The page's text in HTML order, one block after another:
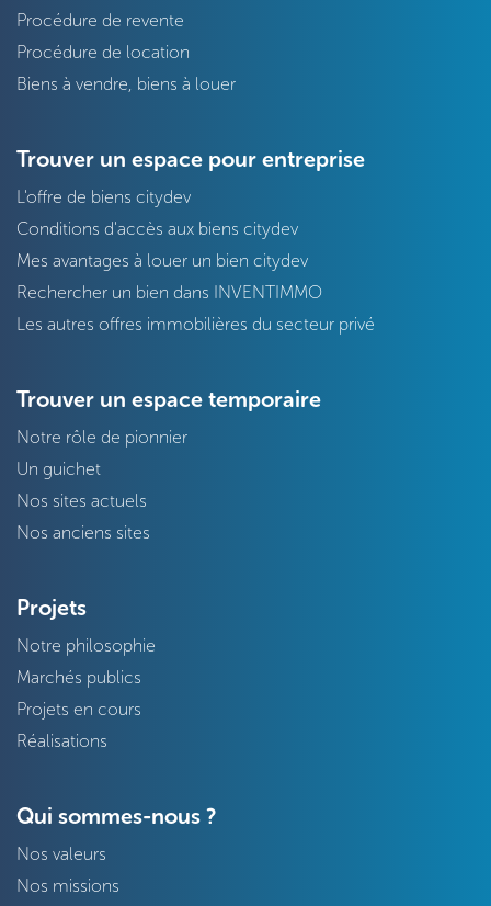
Procédure de revente
Procédure de location
Biens à vendre, biens à louer
Trouver un espace pour entreprise
L'offre de biens citydev
Conditions d'accès aux biens citydev
Mes avantages à louer un bien citydev
Rechercher un bien dans INVENTIMMO
Les autres offres immobilières du secteur privé
Trouver un espace temporaire
Notre rôle de pionnier
Un guichet
Nos sites actuels
Nos anciens sites
Projets
Notre philosophie
Marchés publics
Projets en cours
Réalisations
Qui sommes-nous ?
Nos valeurs
Nos missions